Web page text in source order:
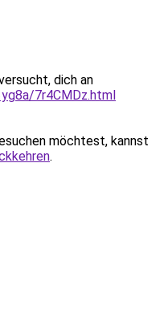
dich an
7r4CMDz.html
möchtest, kannst
.